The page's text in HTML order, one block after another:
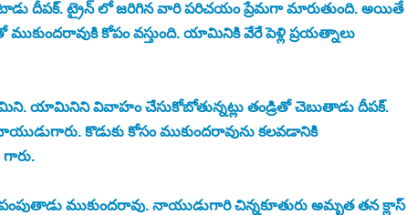
దీపక్. ట్రైన్ లో జరిగిన వారి పరిచయం ప్రేమగా మారుతుంది. అయితే
కోపం వస్తుంది. యామినికి వేరే పెళ్లి ప్రయత్నాలు
యామిని. యామినిని వివాహం చేసుకోబోతున్నట్లు తండ్రితో చెబుతాడు దీపక్.
కొడుకు కోసం ముకుందరావును కలవడానికి
ముకుందరావు. నాయుడుగారి చిన్నకూతురు అమృత తన క్లాస్